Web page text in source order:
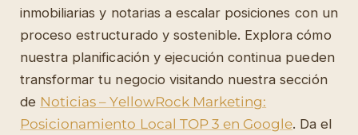
inmobiliarias y notarias a escalar posiciones con un
proceso estructurado y sostenible. Explora cómo
nuestra planificación y ejecución continua pueden
transformar tu negocio visitando nuestra sección
de Noticias – YellowRock Marketing:
Posicionamiento Local TOP 3 en Google. Da el